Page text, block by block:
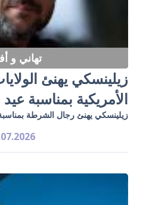
تهاني و
زيلينسكي يهنئ
الأمريكية بمناسبة عيد
زيلينسكي يهنئ رجال الشرطة